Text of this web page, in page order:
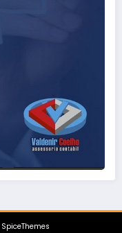
SpiceThemes